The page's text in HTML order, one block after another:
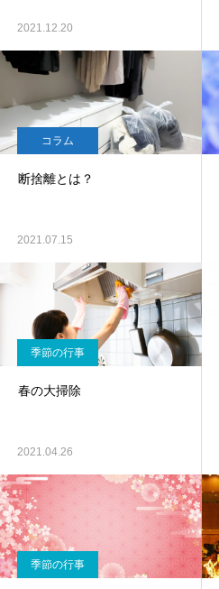
2021.12.20
コラム
断捨離とは？
2021.07.15
季節の行事
春の大掃除
2021.04.26
季節の行事